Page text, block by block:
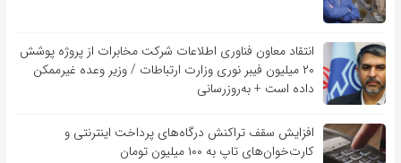
انتقاد معاون فناوری اطلاعات شرکت مخابرات از پروژه پوشش
۲۰ میلیون فیبر نوری وزارت ارتباطات / وزیر وعده غیرممکن
داده است + به‌روزرسانی
افزایش سقف تراکنش درگاه‌های پرداخت اینترنتی و
کارت‌خوان‌های تاپ به ۱۰۰ میلیون تومان